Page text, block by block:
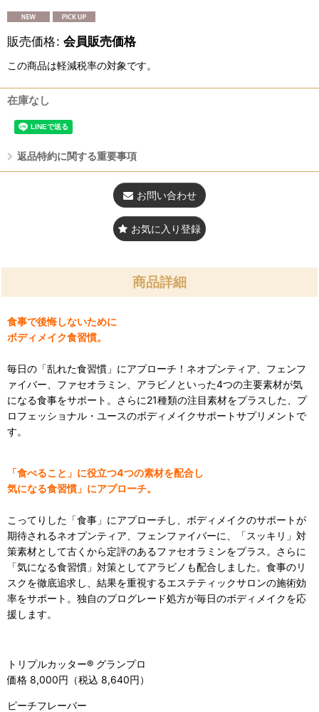
販売価格: 会員販売価格
この商品は軽減税率の対象です。
在庫なし
返品特約に関する重要事項
お問い合わせ
お気に入り登録
商品詳細
食事で後悔しないために
ボディメイク食習慣。
毎日の「乱れた食習慣」にアプローチ！ネオプンティア、フェンフ
ァイバー、ファセオラミン、アラビノといった4つの主要素材が気
になる食事をサポート。さらに21種類の注目素材をプラスした、プ
ロフェッショナル・ユースのボディメイクサポートサプリメントで
す。
「食べること」に役立つ4つの素材を配合し
気になる食習慣」にアプローチ。
こってりした「食事」にアプローチし、ボディメイクのサポートが
期待されるネオプンティア、フェンファイバーに、「スッキリ」対
策素材として古くから定評のあるファセオラミンをプラス。さらに
「気になる食習慣」対策としてアラビノも配合しました。食事のリ
スクを徹底追求し、結果を重視するエステティックサロンの施術効
率をサポート。独自のプログレード処方が毎日のボディメイクを応
援します。
トリプルカッター® グランプロ
価格 8,000円（税込 8,640円）
ピーチフレーバー